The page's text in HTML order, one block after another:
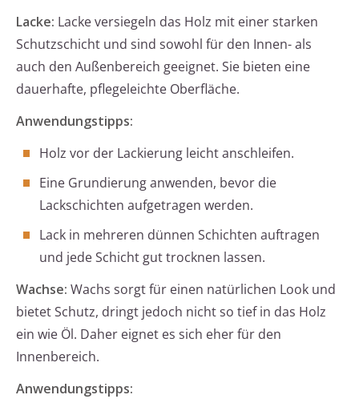
Lacke: Lacke versiegeln das Holz mit einer starken
Schutzschicht und sind sowohl für den Innen- als
auch den Außenbereich geeignet. Sie bieten eine
dauerhafte, pflegeleichte Oberfläche.
Anwendungstipps:
Holz vor der Lackierung leicht anschleifen.
Eine Grundierung anwenden, bevor die
Lackschichten aufgetragen werden.
Lack in mehreren dünnen Schichten auftragen
und jede Schicht gut trocknen lassen.
Wachse: Wachs sorgt für einen natürlichen Look und
bietet Schutz, dringt jedoch nicht so tief in das Holz
ein wie Öl. Daher eignet es sich eher für den
Innenbereich.
Anwendungstipps: